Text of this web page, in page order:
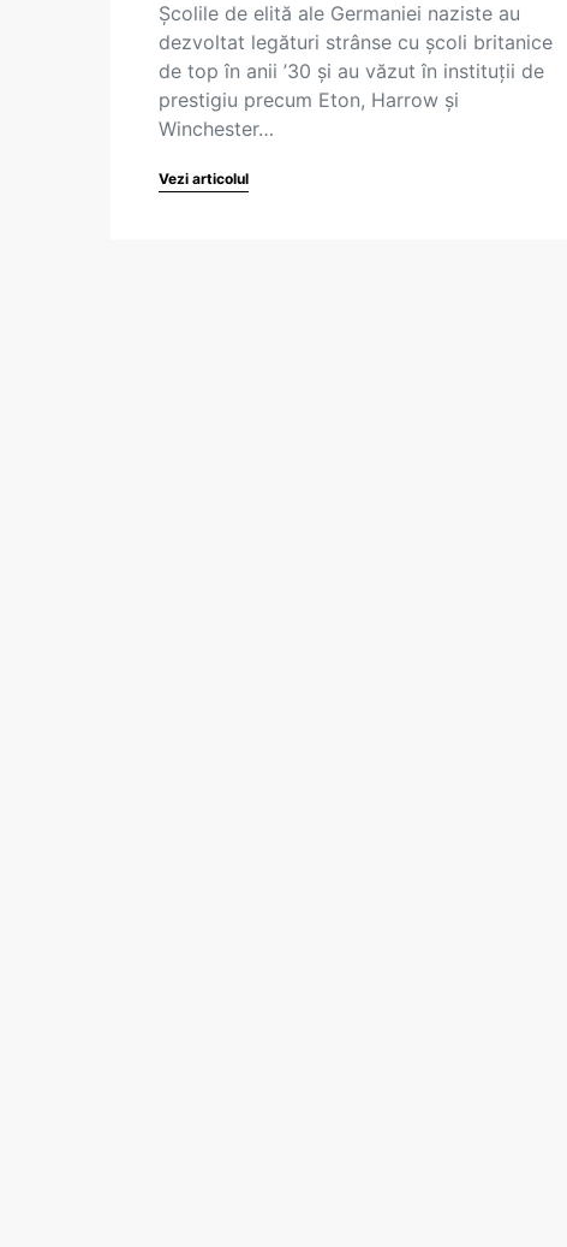
Şcolile de elită ale Germaniei naziste au
dezvoltat legături strânse cu şcoli britanice
de top în anii ’30 şi au văzut în instituţii de
prestigiu precum Eton, Harrow şi
Winchester…
Vezi articolul